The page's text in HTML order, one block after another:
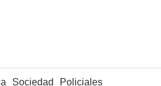
Sociedad Policiales